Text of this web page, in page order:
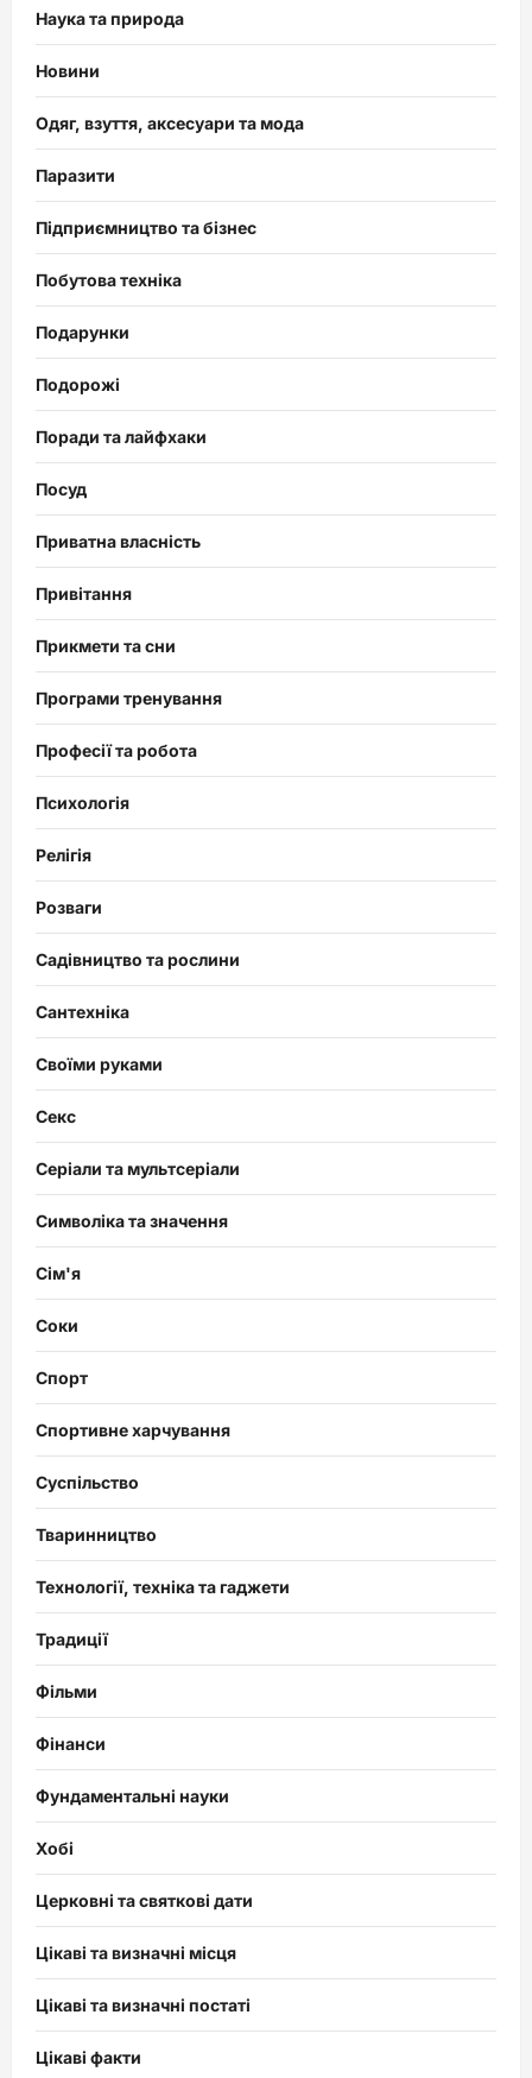
Наука та природа
Новини
Одяг, взуття, аксесуари та мода
Паразити
Підприємництво та бізнес
Побутова техніка
Подарунки
Подорожі
Поради та лайфхаки
Посуд
Приватна власність
Привітання
Прикмети та сни
Програми тренування
Професії та робота
Психологія
Релігія
Розваги
Садівництво та рослини
Сантехніка
Своїми руками
Секс
Серіали та мультсеріали
Символіка та значення
Сім'я
Соки
Спорт
Спортивне харчування
Суспільство
Тваринництво
Технології, техніка та гаджети
Традиції
Фільми
Фінанси
Фундаментальні науки
Хобі
Церковні та святкові дати
Цікаві та визначні місця
Цікаві та визначні постаті
Цікаві факти